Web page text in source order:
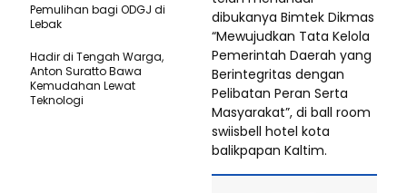
dibukanya Bimtek Dikmas
“Mewujudkan Tata Kelola
Pemerintah Daerah yang
Berintegritas dengan
Pelibatan Peran Serta
Masyarakat”, di ball room
swiisbell hotel kota
balikpapan Kaltim.
Pemulihan bagi ODGJ di
Lebak
Hadir di Tengah Warga,
Anton Suratto Bawa
Kemudahan Lewat
Teknologi ​